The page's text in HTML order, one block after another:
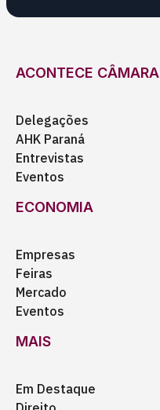
ACONTECE CÂMARA
Delegações
AHK Paraná
Entrevistas
Eventos
ECONOMIA
Empresas
Feiras
Mercado
Eventos
MAIS
Em Destaque